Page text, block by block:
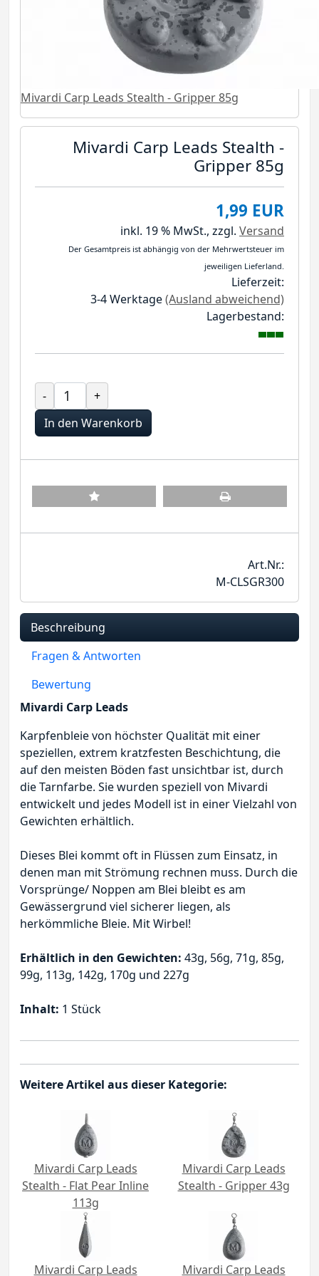
Mivardi Carp Leads Stealth - Gripper 85g
Mivardi Carp Leads Stealth -
Gripper 85g
1,99 EUR
inkl. 19 % MwSt., zzgl. Versand
Der Gesamtpreis ist abhängig von der Mehrwertsteuer im
jeweiligen Lieferland.
Lieferzeit:
3-4 Werktage(Ausland abweichend)
Lagerbestand:
-
+
In den Warenkorb
Art.Nr.:
M-CLSGR300
Beschreibung
Fragen & Antworten
Bewertung
Mivardi Carp Leads
Karpfenbleie von höchster Qualität mit einer
speziellen, extrem kratzfesten Beschichtung, die
auf den meisten Böden fast unsichtbar ist, durch
die Tarnfarbe. Sie wurden speziell von Mivardi
entwickelt und jedes Modell ist in einer Vielzahl von
Gewichten erhältlich.
Dieses Blei kommt oft in Flüssen zum Einsatz, in
denen man mit Strömung rechnen muss. Durch die
Vorsprünge/ Noppen am Blei bleibt es am
Gewässergrund viel sicherer liegen, als
herkömmliche Bleie. Mit Wirbel!
Erhältlich in den Gewichten: 43g, 56g, 71g, 85g,
99g, 113g, 142g, 170g und 227g
Inhalt: 1 Stück
Weitere Artikel aus dieser Kategorie:
Mivardi Carp Leads
Stealth - Flat Pear Inline
113g
Mivardi Carp Leads
Stealth - Gripper 43g
Mivardi Carp Leads Mivardi Carp Leads